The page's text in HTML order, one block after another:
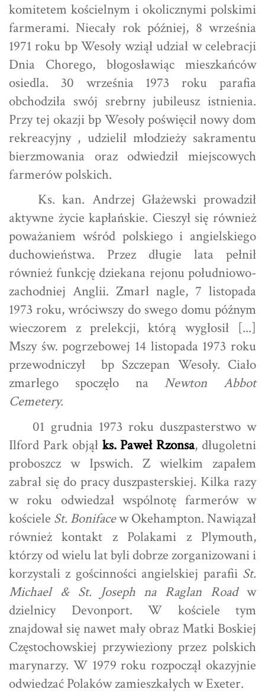
komitetem kościelnym i okolicznymi polskimi
farmerami. Niecały rok później, 8 września
1971 roku bp Wesoły wziął udział w celebracji
Dnia Chorego, błogosławiąc mieszkańców
osiedla. 30 września 1973 roku parafia
obchodziła swój srebrny jubileusz istnienia.
Przy tej okazji bp Wesoły poświęcił nowy dom
rekreacyjny , udzielił młodzieży sakramentu
bierzmowania oraz odwiedził miejscowych
farmerów polskich.
Ks. kan. Andrzej Głażewski prowadził
aktywne życie kapłańskie. Cieszył się również
poważaniem wśród polskiego i angielskiego
duchowieństwa. Przez długie lata pełnił
również funkcję dziekana rejonu południowo-
zachodniej Anglii. Zmarł nagle, 7 listopada
1973 roku, wróciwszy do swego domu późnym
wieczorem z prelekcji, którą wygłosił [...]
Mszy św. pogrzebowej 14 listopada 1973 roku
przewodniczył bp Szczepan Wesoły. Ciało
zmarłego spoczęło naNewton Abbot
Cemetery.
01 grudnia 1973 roku duszpasterstwo w
Ilford Park objął ks. Paweł Rzonsa, długoletni
proboszcz w Ipswich. Z wielkim zapałem
zabrał się do pracy duszpasterskiej. Kilka razy
w roku odwiedzał wspólnotę farmerów w
kościele St. Bonifacew Okehampton. Nawiązał
również kontakt z Polakami z Plymouth,
którzy od wielu lat byli dobrze zorganizowani i
korzystali z gościnności angielskiej parafii St.
Michael & St. Joseph na Raglan Roadw
dzielnicy Devonport. W kościele tym
znajdował się nawet mały obraz Matki Boskiej
Częstochowskiej przywieziony przez polskich
marynarzy. W 1979 roku rozpoczął okazyjnie
odwiedzać Polaków zamieszkałych w Exeter.